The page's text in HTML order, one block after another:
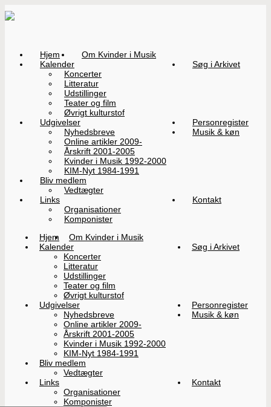
Hjem
Om Kvinder i Musik
Kalender
Koncerter
Litteratur
Udstillinger
Teater og film
Øvrigt kulturstof
Søg i Arkivet
Udgivelser
Nyhedsbreve
Online artikler 2009-
Årskrift 2001-2005
Kvinder i Musik 1992-2000
KIM-Nyt 1984-1991
Personregister
Musik & køn
Bliv medlem
Vedtægter
Links
Organisationer
Komponister
Kontakt
Hjem
Om Kvinder i Musik
Kalender
Koncerter
Litteratur
Udstillinger
Teater og film
Øvrigt kulturstof
Søg i Arkivet
Udgivelser
Nyhedsbreve
Online artikler 2009-
Årskrift 2001-2005
Kvinder i Musik 1992-2000
KIM-Nyt 1984-1991
Personregister
Musik & køn
Bliv medlem
Vedtægter
Links
Organisationer
Komponister
Kontakt